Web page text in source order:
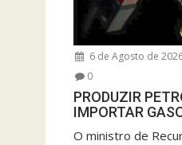
6 de Agosto de
0
PRODUZIR
IMPORTAR
O ministro de